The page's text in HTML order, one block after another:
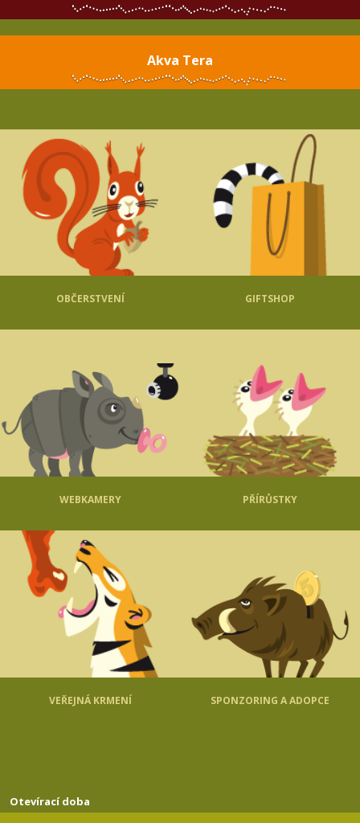
Akva Tera
OBČERSTVENÍ GIFTSHOP
WEBKAMERY PŘÍRŮSTKY
VEŘEJNÁ KRMENÍ SPONZORING A ADOPCE
Otevírací doba